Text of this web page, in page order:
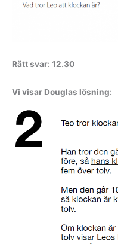
Rätt svar: 12.30
Vi visar Douglas lösning: